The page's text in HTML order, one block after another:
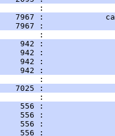
:
7967 :
7967 :
:
942 :
942 :
942 :
942 :
:
7025 :
:
556 :
556 :
556 :
556 :